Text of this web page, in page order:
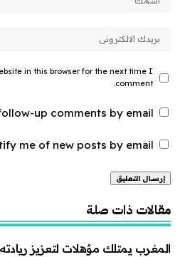
in this browser for the next time I
comment.
up comments by email.
me of new posts by email.
مقالات ذات صلة
المغرب يمتلك مؤهلات لتعزيز ريادته